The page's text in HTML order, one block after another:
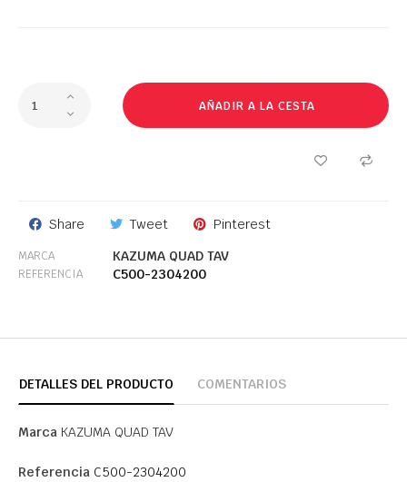
AÑADIR A LA CESTA
Share Tweet Pinterest
MARCA KAZUMA QUAD TAV
REFERENCIA C500-2304200
DETALLES DEL PRODUCTO COMENTARIOS
Marca KAZUMA QUAD TAV
Referencia C500-2304200